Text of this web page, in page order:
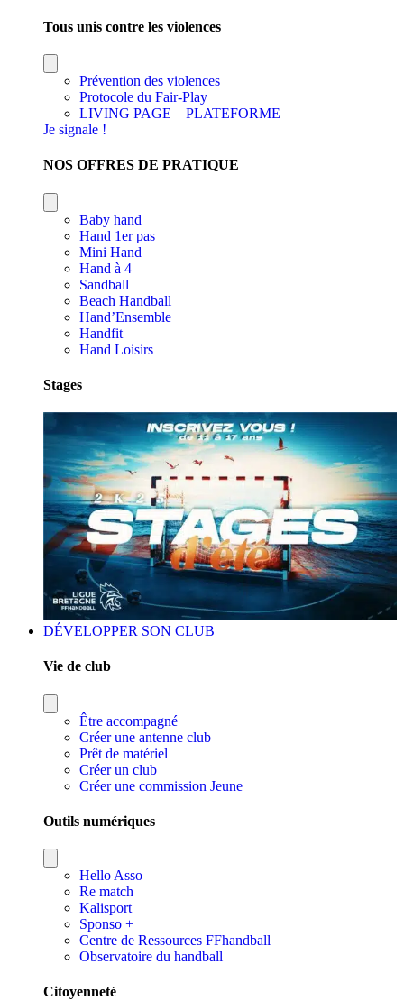
Tous unis contre les violences
Prévention des violences
Protocole du Fair-Play
LIVING PAGE – PLATEFORME
Je signale !
NOS OFFRES DE PRATIQUE
Baby hand
Hand 1er pas
Mini Hand
Hand à 4
Sandball
Beach Handball
Hand’Ensemble
Handfit
Hand Loisirs
Stages
DÉVELOPPER SON CLUB
Vie de club
Être accompagné
Créer une antenne club
Prêt de matériel
Créer un club
Créer une commission Jeune
Outils numériques
Hello Asso
Re match
Kalisport
Sponso +
Centre de Ressources FFhandball
Observatoire du handball
Citoyenneté